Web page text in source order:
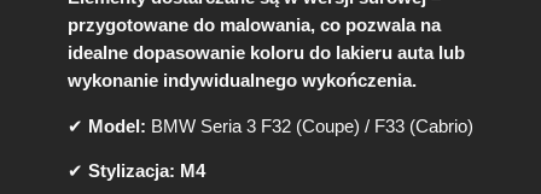
-
d
o
r
M
przygotowane do malowania, co pozwala na
idealne dopasowanie koloru do lakieru auta lub
wykonanie indywidualnego wykończenia.
✔ Model: BMW Seria 3 F32 (Coupe) / F33 (Cabrio)
✔ Stylizacja: M4